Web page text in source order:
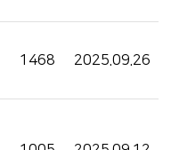
1468 2025.09.26